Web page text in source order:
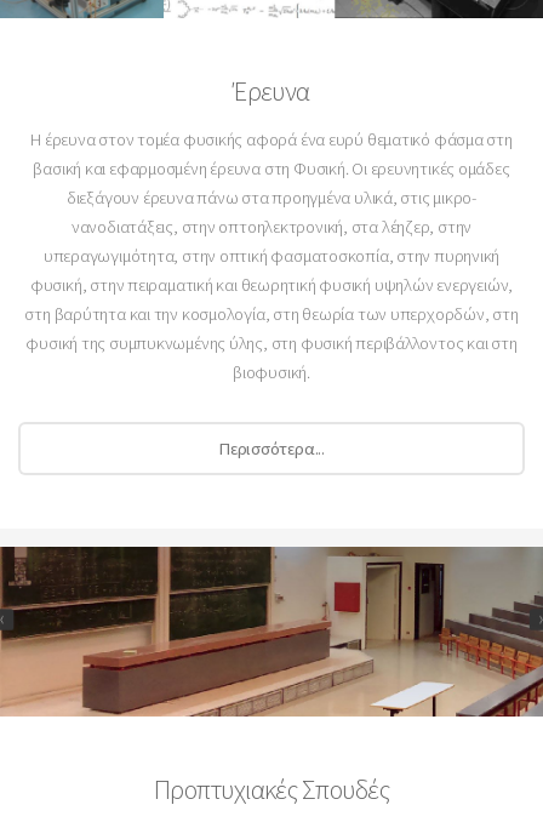
Έρευνα
Η έρευνα στον τομέα φυσικής αφορά ένα ευρύ θεματικό φάσμα στη
βασική και εφαρμοσμένη έρευνα στη Φυσική. Οι ερευνητικές ομάδες
διεξάγουν έρευνα πάνω στα προηγμένα υλικά, στις μικρο-
νανοδιατάξεις, στην οπτοηλεκτρονική, στα λέηζερ, στην
υπεραγωγιμότητα, στην οπτική φασματοσκοπία, στην πυρηνική
φυσική, στην πειραματική και θεωρητική φυσική υψηλών ενεργειών,
στη βαρύτητα και την κοσμολογία, στη θεωρία των υπερχορδών, στη
φυσική της συμπυκνωμένης ύλης, στη φυσική περιβάλλοντος και στη
βιοφυσική.
Περισσότερα...
Προπτυχιακές Σπουδές